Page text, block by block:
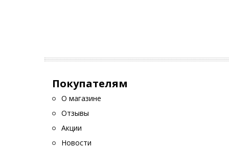
Что
Покупателям
О магазине
Отзывы
Акции
Новости